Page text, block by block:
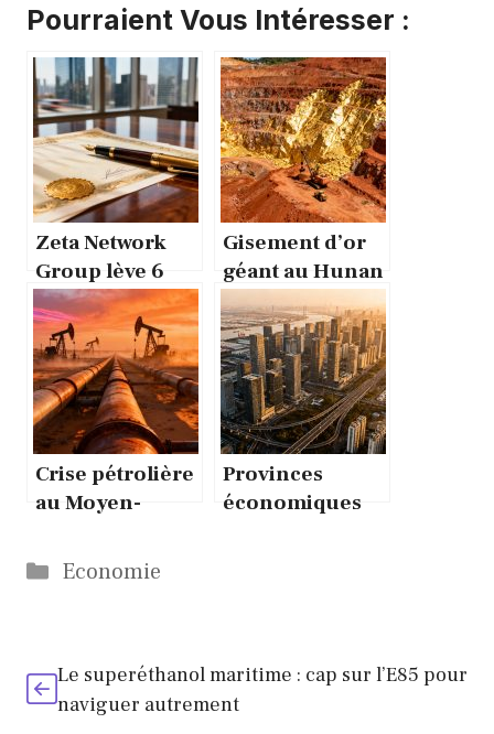
Pourraient Vous Intéresser :
Zeta Network
Group lève 6
millions via des
obligations
convertibles
Gisement d’or
géant au Hunan
: 1 000 tonnes à
138 g/t
Crise pétrolière
au Moyen-
qu’Aramco
redoute
Provinces
économiques
Catégories
Economie
Le superéthanol maritime : cap sur l’E85 pour
naviguer autrement